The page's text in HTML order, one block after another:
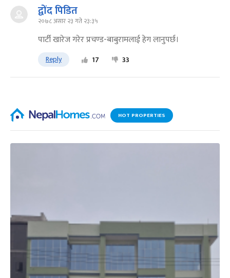
द्वोंद पिडित
२०७८ असार २३ गते २३:३५
पार्टी खारेज गरेर प्रचण्ड-बाबुरामलाई हेग लानुपर्छ।
Reply 17 33
HOT PROPERTIES